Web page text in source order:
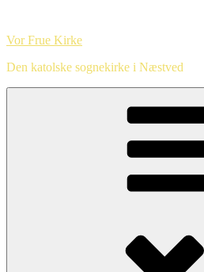
indhold
Vor Frue Kirke
Den katolske sognekirke i Næstved